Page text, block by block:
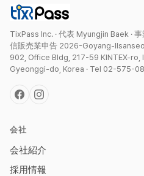
TixPass Inc. · 代表 Myungjin Baek ·
信販売業申告 2026-Goyang-
902, Office Bldg, 217-59 KINTEX-ro,
Gyeonggi-do, Korea · Tel 02-575-
会社
会社紹介
採用情報